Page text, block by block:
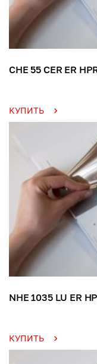
CHE 55 CER ER
КУПИТЬ
NHE 1035 LU ER
КУПИТЬ